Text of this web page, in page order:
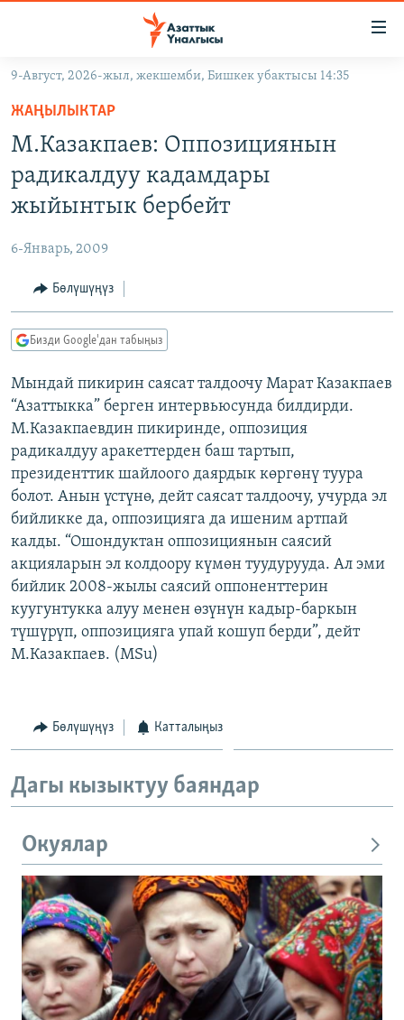
Навигацияга
өтүңүз
Издөөгө
салыңыз
САЯСАТ
МАДАНИЯТ
ДҮЙНӨ
УКРАИНА
ТВ ПРОГРАММАЛАР
БҮГҮН АЗАТТЫКТА
ДАНИСТЕ
ЭЖЕ-СИҢДИЛЕР
АЗАТТЫК+
ПОДКАСТ
ОНЛАЙН ШЕРИНЕ
ЭЕ/АРнун бардык сайттары
9-Август, 2026-жыл, жекшемби, Бишкек убактысы 14:35
ЖАҢЫЛЫКТАР
М.Казакпаев: Оппозициянын
радикалдуу кадамдары
жыйынтык бербейт
6-Январь, 2009
Бөлүшүңүз
Бизди Google'дан табыңыз
Мындай пикирин саясат талдоочу Марат Казакпаев
“Азаттыкка” берген интервьюсунда билдирди.
М.Казакпаевдин пикиринде, оппозиция
радикалдуу аракеттерден баш тартып,
президенттик шайлоого даярдык көргөнү туура
болот. Анын үстүнө, дейт саясат талдоочу, учурда эл
бийликке да, оппозицияга да ишеним артпай
калды. “Ошондуктан оппозициянын саясий
акцияларын эл колдоору күмөн туудурууда. Ал эми
бийлик 2008-жылы саясий оппоненттерин
куугунтукка алуу менен өзүнүн кадыр-баркын
түшүрүп, оппозицияга упай кошуп берди”, дейт
М.Казакпаев. (MSu)
Бөлүшүңүз Катталыңыз
Дагы кызыктуу баяндар
Окуялар